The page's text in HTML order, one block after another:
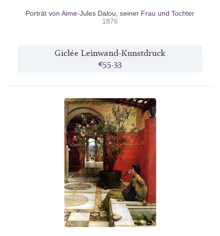
Porträt von Aime-Jules Dalou, seiner Frau und Tochter
1876
Giclée Leinwand-Kunstdruck
€55.33